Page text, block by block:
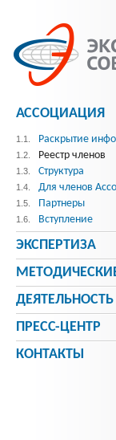
АССОЦИАЦИЯ
1.1. Раскрытие
1.2. Реестр членов
1.3. Структура
1.4. Для членов
1.5. Партнеры
1.6. Вступление
ЭКСПЕРТИЗА
ДЕЯТЕЛЬНОСТЬ
ПРЕСС-ЦЕНТР
КОНТАКТЫ